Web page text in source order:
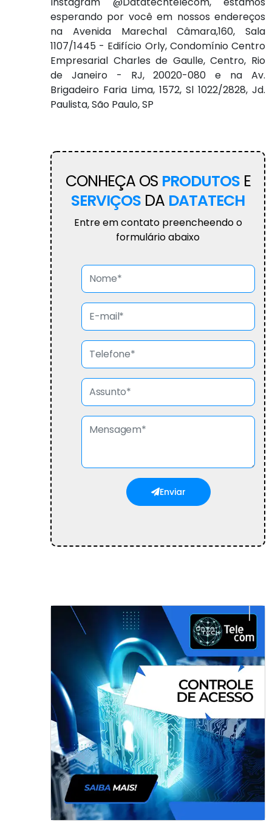
esperando por você em nossos endereços
na Avenida Marechal Câmara,160, Sala
1107/1445 - Edifício Orly, Condomínio Centro
Empresarial Charles de Gaulle, Centro, Rio
de Janeiro - RJ, 20020-080 e na Av.
Brigadeiro Faria Lima, 1572, Sl 1022/2828, Jd.
Paulista, São Paulo, SP
CONHEÇA OS PRODUTOSE
SERVIÇOS DA DATATECH
Entre em contato preencheendo o
formulário abaixo
Enviar
instalação painéis elétricos corporativos
em profissionais